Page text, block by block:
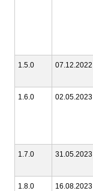
1.5.0 07.12.2022
1.6.0 02.05.2023
1.7.0 31.05.2023
1.8.0 16.08.2023